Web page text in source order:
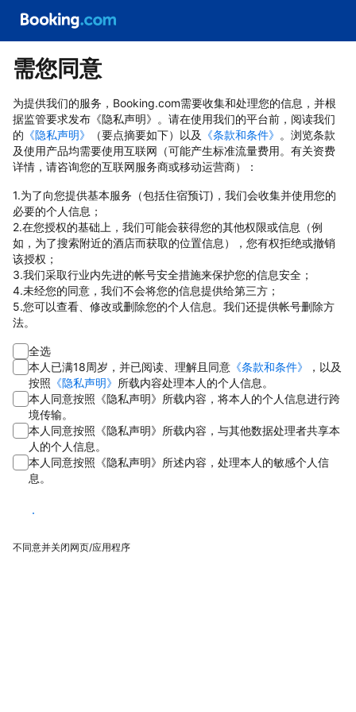
需您同意
为提供我们的服务，Booking.com需要收集和处理您的信息，并根
据监管要求发布《隐私声明》。请在使用我们的平台前，阅读我们
的 《隐私声明》 （要点摘要如下）以及 《条款和条件》 。浏览条款
及使用产品均需要使用互联网（可能产生标准流量费用。有关资费
详情，请咨询您的互联网服务商或移动运营商）：
1.为了向您提供基本服务（包括住宿预订)，我们会收集并使用您的
必要的个人信息；
2.在您授权的基础上，我们可能会获得您的其他权限或信息（例
如，为了搜索附近的酒店而获取的位置信息），您有权拒绝或撤销
该授权；
3.我们采取行业内先进的帐号安全措施来保护您的信息安全；
4.未经您的同意，我们不会将您的信息提供给第三方；
5.您可以查看、修改或删除您的个人信息。我们还提供帐号删除方
法。
全选
本人已满18周岁，并已阅读、理解且同意 《条款和条件》
，以及
按照 《隐私声明》 所载内容处理本人的个人信息。
本人同意按照《隐私声明》所载内容，将本人的个人信息进行跨
境传输。
本人同意按照《隐私声明》所载内容，与其他数据处理者共享本
人的个人信息。
本人同意按照《隐私声明》所述内容，处理本人的敏感个人信
息。
同意
不同意并关闭网页/应用程序